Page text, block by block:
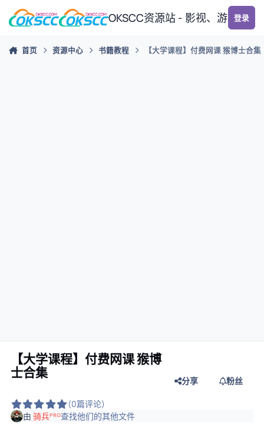
跳转到帖子
OKSCC资源站 - 影视、游戏、
登录
首页 资源中心 书籍教程 【大学课程】付费网课 猴博士合集
【大学课程】付费网课 猴博
士合集
(0篇评论)
分享 粉丝
由骑兵ᴾᴿᴼ查找他们的其他文件